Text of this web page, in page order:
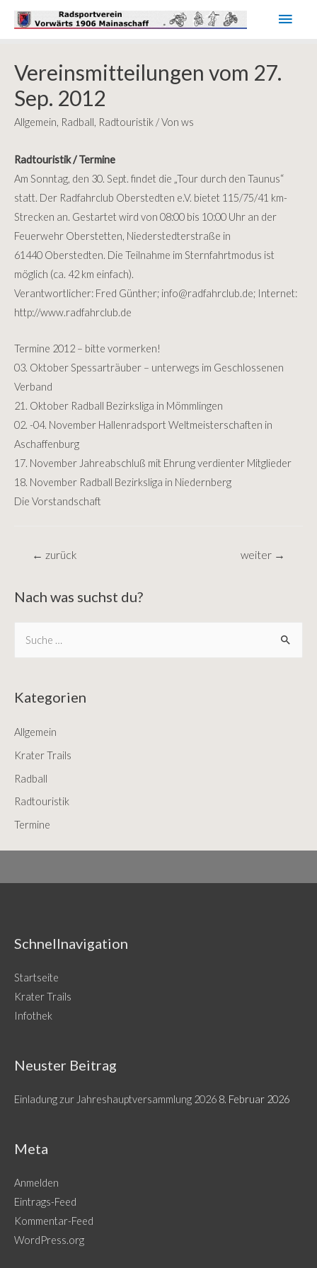
Vereinsmitteilungen vom 27.
Sep. 2012
Allgemein, Radball, Radtouristik / Von ws
Radtouristik / Termine
Am Sonntag, den 30. Sept. findet die „Tour durch den Taunus“
statt. Der Radfahrclub Oberstedten e.V. bietet 115/75/41 km-
Strecken an. Gestartet wird von 08:00 bis 10:00 Uhr an der
Feuerwehr Oberstetten, Niederstedterstraße in
61440 Oberstedten. Die Teilnahme im Sternfahrtmodus ist
möglich (ca. 42 km einfach).
Verantwortlicher: Fred Günther; info@radfahrclub.de; Internet:
http://www.radfahrclub.de
Termine 2012 – bitte vormerken!
03. Oktober Spessarträuber – unterwegs im Geschlossenen
Verband
21. Oktober Radball Bezirksliga in Mömmlingen
02. -04. November Hallenradsport Weltmeisterschaften in
Aschaffenburg
17. November Jahreabschluß mit Ehrung verdienter Mitglieder
18. November Radball Bezirksliga in Niedernberg
Die Vorstandschaft
Beitragsnavigation
← zurück weiter →
Nach was suchst du?
r
h
f
o
r
Kategorien
Allgemein
Krater Trails
Radball
Radtouristik
Termine
Schnellnavigation
Startseite
Krater Trails
Infothek
Neuster Beitrag
Einladung zur Jahreshauptversammlung 2026 8. Februar 2026
Meta
Anmelden
Eintrags-Feed
Kommentar-Feed
WordPress.org